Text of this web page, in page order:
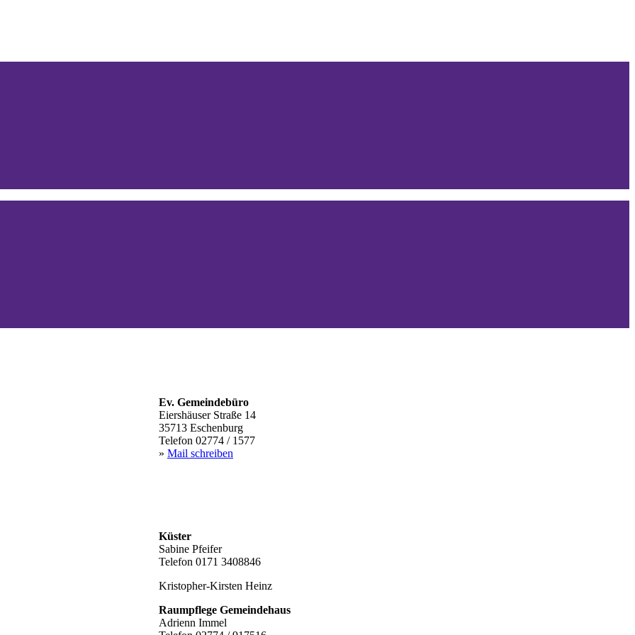
Ev. Gemeindebüro
Eiershäuser Straße 14
35713 Eschenburg
Telefon 02774 / 1577
» Mail schreiben
Küster
Sabine Pfeifer
Telefon 0171 3408846
Kristopher-Kirsten Heinz
Raumpflege Gemeindehaus
Adrienn Immel